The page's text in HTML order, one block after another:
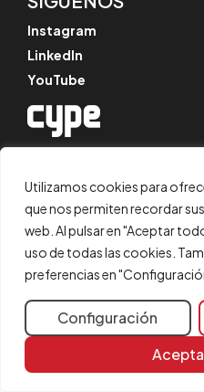
Utilizamos cookies para
que nos permiten recordar
web. Al pulsar en "Aceptar
uso de todas las cookies.
preferencias en
Configuración
Instagram
LinkedIn
YouTube
03003 Alicante, España